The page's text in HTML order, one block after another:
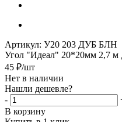
Артикул: У20 203 ДУБ БЛН
Угол "Идеал" 20*20мм 2,7 м
45 ₽/шт
Нет в наличии
Нашли дешевле?
-
В корзину